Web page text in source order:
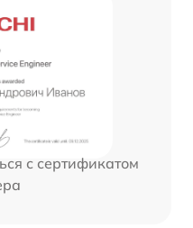
с сертификатом